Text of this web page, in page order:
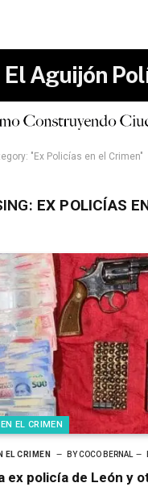
El Aguijón
"Ex Policías en el Crimen"
EX POLICÍAS
EL CRIMEN
EL CRIMEN BYCOCO BERNAL
ex policía de León y